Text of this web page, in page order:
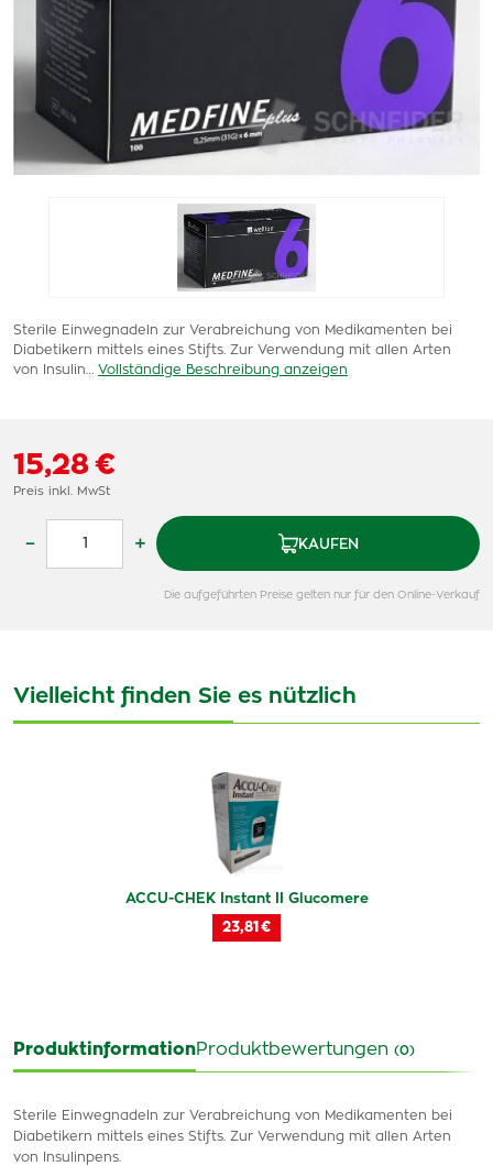
Sterile Einwegnadeln zur Verabreichung von Medikamenten bei
Diabetikern mittels eines Stifts. Zur Verwendung mit allen Arten
von Insulin…
Vollständige Beschreibung anzeigen
15,28 €
Preis inkl. MwSt
– + KAUFEN
Die aufgeführten Preise gelten nur für den Online-Verkauf
Vielleicht finden Sie es nützlich
ACCU-CHEK Instant II Glucomere
23,81 €
ProduktinformationProduktbewertungen (0)
Sterile Einwegnadeln zur Verabreichung von Medikamenten bei
Diabetikern mittels eines Stifts. Zur Verwendung mit allen Arten
von Insulinpens.